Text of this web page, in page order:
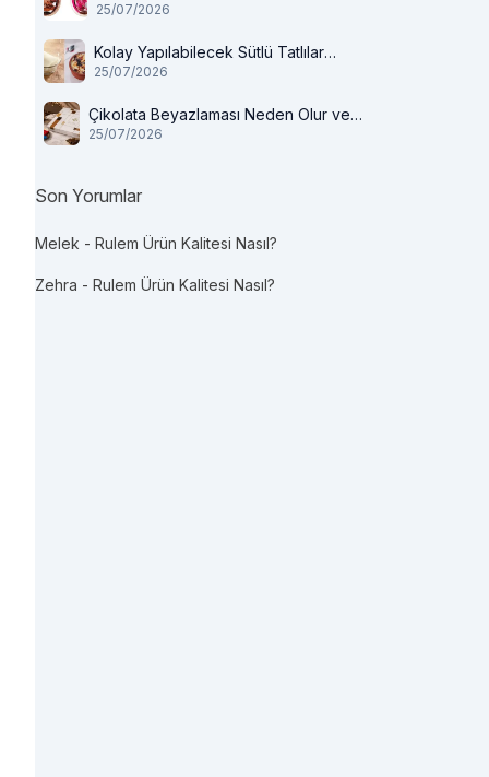
25/07/2026
Kolay Yapılabilecek Sütlü Tatlılar
Nelerdir?
25/07/2026
Çikolata Beyazlaması Neden Olur ve
Tüketilir mi?
25/07/2026
Son Yorumlar
Melek - Rulem Ürün Kalitesi Nasıl?
Zehra - Rulem Ürün Kalitesi Nasıl?